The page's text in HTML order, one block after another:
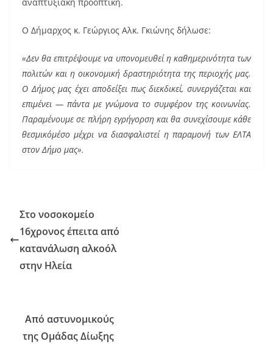
Ο Δήμαρχος κ. Γεώργιος Αλκ. Γκιώνης δήλωσε:
«Δεν θα επιτρέψουμε να υπονομευθεί η καθημερινότητα των
πολιτών και η οικονομική δραστηριότητα της περιοχής μας.
Ο Δήμος μας έχει αποδείξει πως διεκδικεί, συνεργάζεται και
επιμένει — πάντα με γνώμονα το συμφέρον της κοινωνίας.
Παραμένουμε σε πλήρη εγρήγορση και θα συνεχίσουμε κάθε
θεσμικόμέσο μέχρι να διασφαλιστεί η παραμονή των ΕΛΤΑ
στον Δήμο μας».
Στο νοσοκομείο
16χρονος έπειτα από
κατανάλωση αλκοόλ
στην Ηλεία
Από αστυνομικούς
της Ομάδας Δίωξης